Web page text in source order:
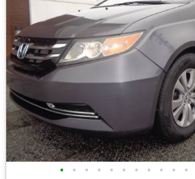
• • • • • • • • • • •